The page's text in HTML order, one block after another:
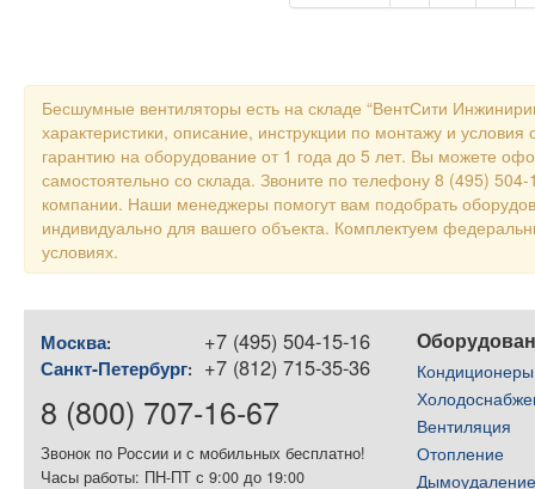
Бесшумные вентиляторы есть на складе “ВентСити
характеристики, описание, инструкции по монтажу и
гарантию на оборудование от 1 года до 5 лет. Вы можете
самостоятельно со склада. Звоните по телефону 8 (495)
компании. Наши менеджеры помогут вам подобрать
индивидуально для вашего объекта. Комплектуем
условиях.
Москва: +7 (495) 504-15-16
Санкт-Петербург: +7 (812) 715-35-36
8 (800) 707-16-67
Звонок по России и с мобильных бесплатно!
Часы работы: ПН-ПТ с 9:00 до 19:00
Кондиционеры
Вентиляция
Отопление